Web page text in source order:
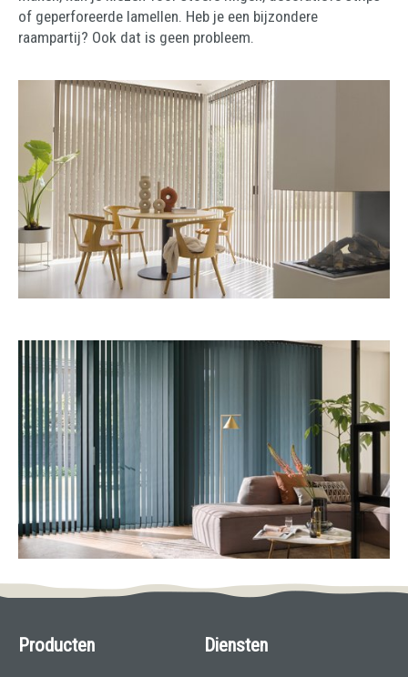
of geperforeerde lamellen. Heb je een bijzondere
raampartij? Ook dat is geen probleem.
Producten Diensten